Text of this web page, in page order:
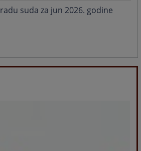
suda za jun 2026. godine